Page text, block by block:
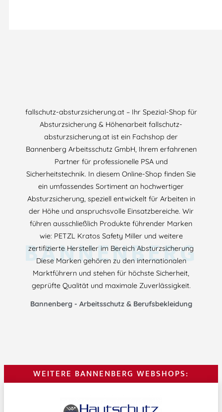
fallschutz-absturzsicherung.at – Ihr Spezial-Shop für
Absturzsicherung & Höhenarbeit fallschutz-
absturzsicherung.at ist ein Fachshop der
Bannenberg Arbeitsschutz GmbH, Ihrem erfahrenen
Partner für professionelle PSA und
Sicherheitstechnik. In diesem Online-Shop finden Sie
ein umfassendes Sortiment an hochwertiger
Absturzsicherung, speziell entwickelt für Arbeiten in
der Höhe und anspruchsvolle Einsatzbereiche. Wir
führen ausschließlich Produkte führender Marken
wie: PETZL Kratos Safety Miller und weitere
zertifizierte Hersteller im Bereich Absturzsicherung
Diese Marken gehören zu den internationalen
Marktführern und stehen für höchste Sicherheit,
geprüfte Qualität und maximale Zuverlässigkeit.
Bannenberg - Arbeitsschutz & Berufsbekleidung
BANNENBERG
WEITERE BANNENBERG WEBSHOPS: